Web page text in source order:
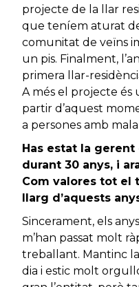
projecte de la llar
que teníem aturat
comunitat de veïns
un pis. Finalment,
primera llar-
A més el projecte és
partir d’aquest
a persones amb
Has estat la gerent
durant 30 anys, i
Com valores tot el
llarg d’aquests
Sincerament, els
m’han passat molt
treballant. Mantinc
dia i estic molt